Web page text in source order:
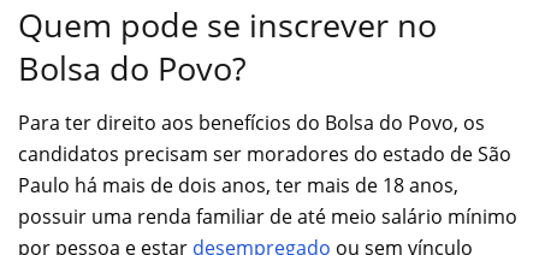
Quem pode se inscrever no
Bolsa do Povo?
Para ter direito aos benefícios do Bolsa do Povo, os
candidatos precisam ser moradores do estado de São
Paulo há mais de dois anos, ter mais de 18 anos,
possuir uma renda familiar de até meio salário mínimo
por pessoa e estar desempregado ou sem vínculo